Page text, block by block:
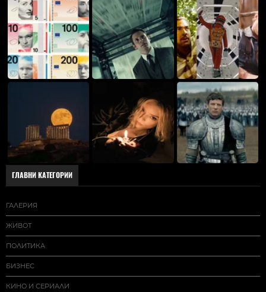
ГЛАВНИ КАТЕГОРИИ
ГАЛЕРИЯ
ЖИВОТ
ПОЛИТИКА
БИЗНЕС
КИНО И СЕРИАЛИ